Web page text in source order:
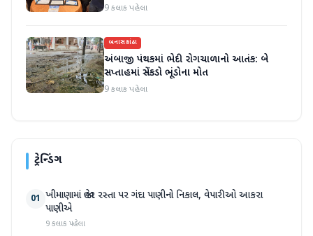
9 કલાક પહેલા
બનાસકાંઠા
અંબાજી પંથકમાં ભેદી રોગચાળાનો આતંક: બે
સપ્તાહમાં સેંકડો ભૂંડોના મોત
9 કલાક પહેલા
ટ્રેન્ડિંગ
01 ખીમાણામાં જાહેર રસ્તા પર ગંદા પાણીનો નિકાલ, વેપારીઓ આકરા
પાણીએ
9 કલાક પહેલા